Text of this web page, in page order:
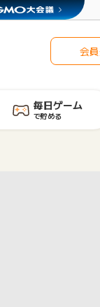
会
毎日ゲーム
で貯める